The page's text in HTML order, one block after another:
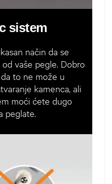
sistem
način da se
vaše pegle. Dobro
to ne može u
kamenca, ali
moći ćete dugo
peglate.